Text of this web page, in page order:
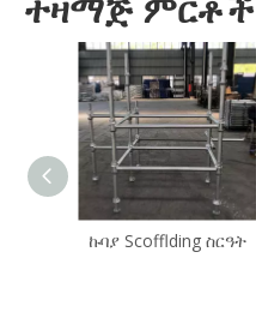
ኩባያ Scofflding ስርዓት